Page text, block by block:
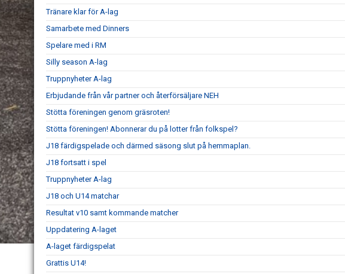
Tränare klar för A-lag
Samarbete med Dinners
Spelare med i RM
Silly season A-lag
Truppnyheter A-lag
Erbjudande från vår partner och återförsäljare NEH
Stötta föreningen genom gräsroten!
Stötta föreningen! Abonnerar du på lotter från folkspel?
J18 färdigspelade och därmed säsong slut på hemmaplan.
J18 fortsatt i spel
Truppnyheter A-lag
J18 och U14 matchar
Resultat v10 samt kommande matcher
Uppdatering A-laget
A-laget färdigspelat
Grattis U14!